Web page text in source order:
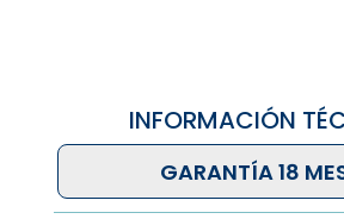
INFORMACIÓN
GARANTÍA 18